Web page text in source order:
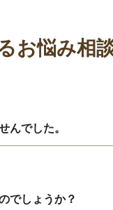
お悩み相
んでした。
でしょうか？